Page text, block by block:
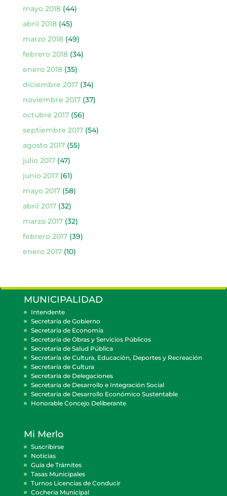
mayo 2018(44)
abril 2018(45)
marzo 2018(49)
febrero 2018(34)
enero 2018(35)
diciembre 2017(34)
noviembre 2017(37)
octubre 2017(56)
septiembre 2017(54)
agosto 2017(55)
julio 2017(47)
junio 2017(61)
mayo 2017(58)
abril 2017(32)
marzo 2017(32)
febrero 2017(39)
enero 2017(10)
MUNICIPALIDAD
Intendente
Secretaría de Gobierno
Secretaría de Economía
Secretaría de Obras y Servicios Públicos
Secretaría de Salud Pública
Secretaría de Cultura, Educación, Deportes y Recreación
Secretaría de Cultura
Secretaría de Delegaciones
Secretaría de Desarrollo e Integración Social
Secretaría de Desarrollo Económico Sustentable
Honorable Concejo Deliberante
Mi Merlo
Suscribirse
Noticias
Guía de Trámites
Tasas Municipales
Turnos Licencias de Conducir
Cocheria Municipal